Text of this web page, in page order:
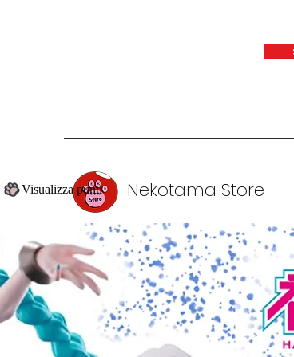
Nekotama Store
Visualizza punti